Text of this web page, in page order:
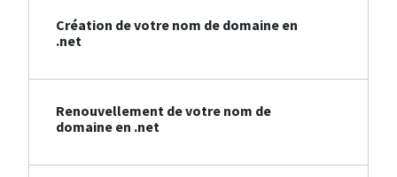
Création de votre nom de domaine en
.net
Renouvellement de votre nom de
domaine en .net